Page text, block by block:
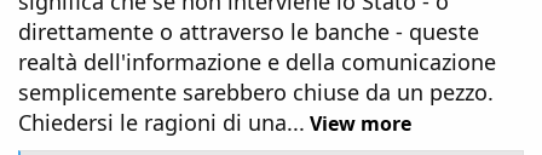
direttamente o attraverso le banche - queste
realtà dell'informazione e della comunicazione
semplicemente sarebbero chiuse da un pezzo.
Chiedersi le ragioni di una... View more